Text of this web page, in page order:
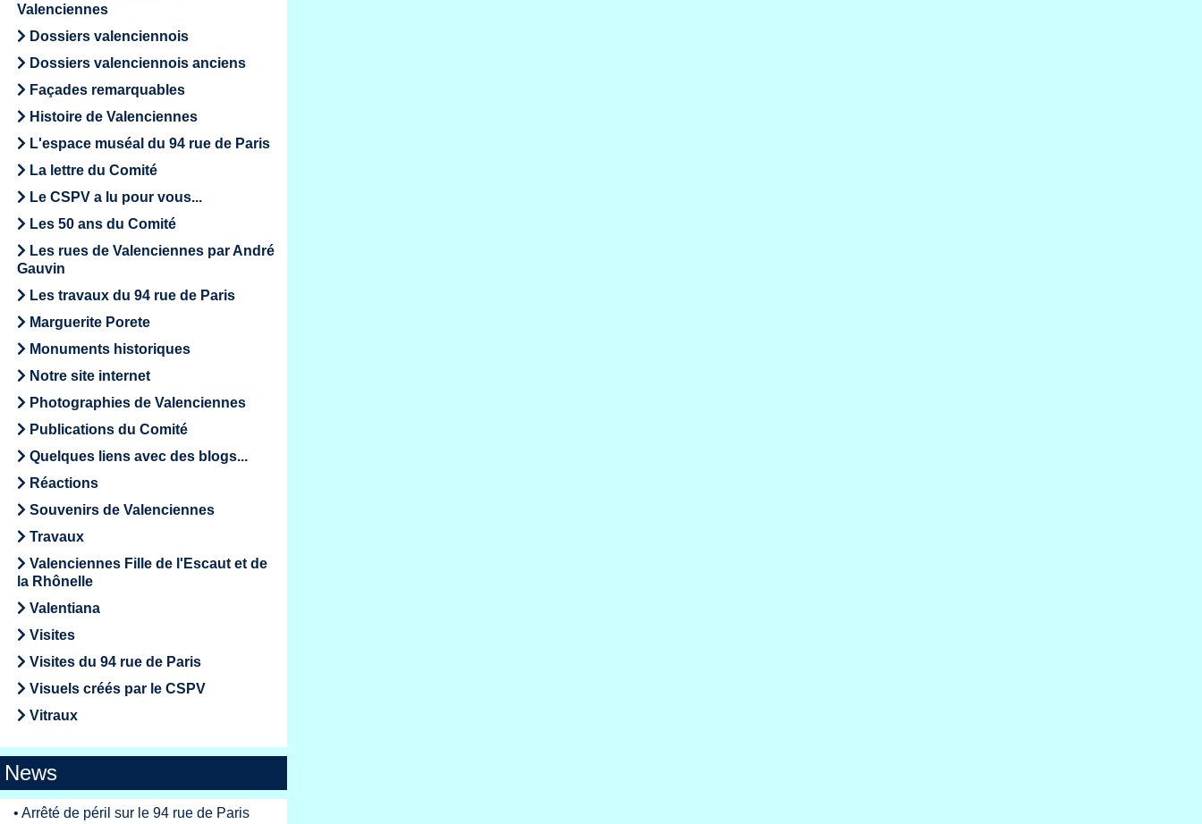
Valenciennes
Dossiers valenciennois
Dossiers valenciennois anciens
Façades remarquables
Histoire de Valenciennes
L'espace muséal du 94 rue de Paris
La lettre du Comité
Le CSPV a lu pour vous...
Les 50 ans du Comité
Les rues de Valenciennes par André
Gauvin
Les travaux du 94 rue de Paris
Marguerite Porete
Monuments historiques
Notre site internet
Photographies de Valenciennes
Publications du Comité
Quelques liens avec des blogs...
Réactions
Souvenirs de Valenciennes
Travaux
Valenciennes Fille de l'Escaut et de
la Rhônelle
Valentiana
Visites
Visites du 94 rue de Paris
Visuels créés par le CSPV
Vitraux
News
• Arrêté de péril sur le 94 rue de Paris